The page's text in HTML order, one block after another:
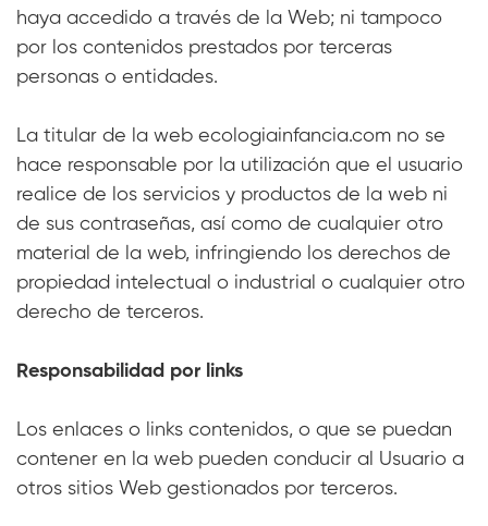
haya accedido a través de la Web; ni tampoco
por los contenidos prestados por terceras
personas o entidades.
La titular de la web ecologiainfancia.com no se
hace responsable por la utilización que el usuario
realice de los servicios y productos de la web ni
de sus contraseñas, así como de cualquier otro
material de la web, infringiendo los derechos de
propiedad intelectual o industrial o cualquier otro
derecho de terceros.
Responsabilidad por links
Los enlaces o links contenidos, o que se puedan
contener en la web pueden conducir al Usuario a
otros sitios Web gestionados por terceros.